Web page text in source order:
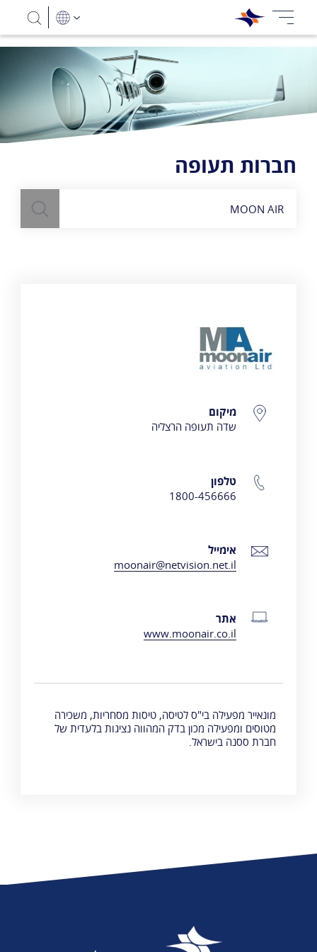
חברות תעופה
MOON AIR
פרטי התקשרות
מיקום
שדה תעופה הרצליה
טלפון
1800-456666
אימייל
moonair@netvision.net.il
אתר
www.moonair.co.il
מונאייר מפעילה בי"ס לטיסה, טיסות מסחריות, משכירה
מטוסים ומפעילה מכון בדק המהווה נציגות בלעדית של
חברת ססנה בישראל.​